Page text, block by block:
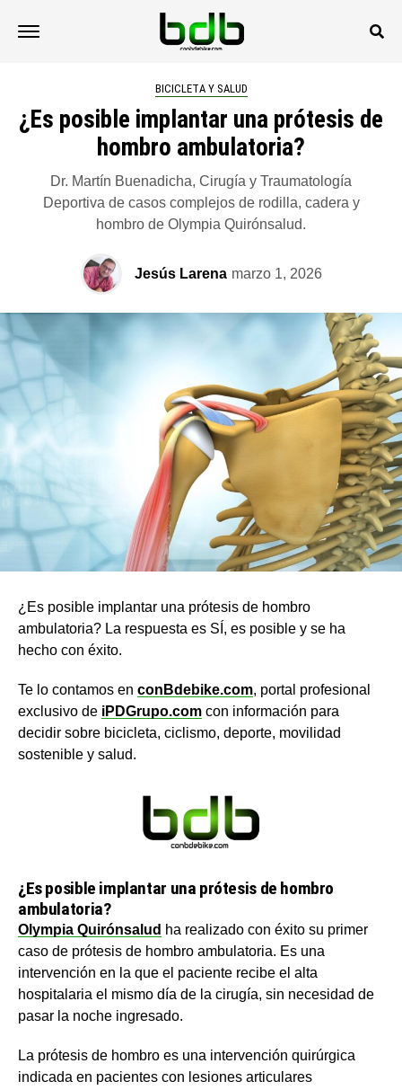
BICICLETA Y SALUD
¿Es posible implantar una prótesis de
hombro ambulatoria?
Dr. Martín Buenadicha, Cirugía y Traumatología
Deportiva de casos complejos de rodilla, cadera y
hombro de Olympia Quirónsalud.
Jesús Larena marzo 1, 2026
¿Es posible implantar una prótesis de hombro
ambulatoria? La respuesta es SÍ, es posible y se ha
hecho con éxito.
Te lo contamos en conBdebike.com, portal profesional
exclusivo de iPDGrupo.com con información para
decidir sobre bicicleta, ciclismo, deporte, movilidad
sostenible y salud.
¿Es posible implantar una prótesis de hombro
ambulatoria?
Olympia Quirónsalud ha realizado con éxito su primer
caso de prótesis de hombro ambulatoria. Es una
intervención en la que el paciente recibe el alta
hospitalaria el mismo día de la cirugía, sin necesidad de
pasar la noche ingresado.
La prótesis de hombro es una intervención quirúrgica
indicada en pacientes con lesiones articulares